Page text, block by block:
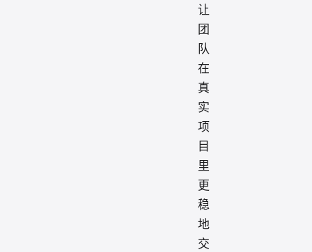
让
团
队
在
真
实
项
目
里
更
稳
地
交